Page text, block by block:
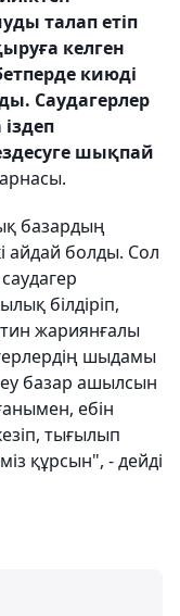
талап етіп
келген
киюді
Саудагерлер
шықпай
базардың
айдай болды. Сол
білдіріп,
жариянғалы
шыдамы
базар ашылсын
ебін
тығылып
құрсын", - дейді